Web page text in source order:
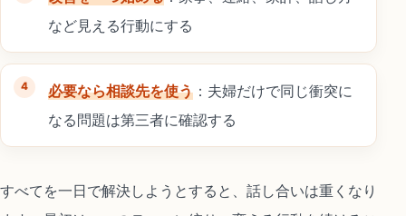
など見える行動にする
必要なら相談先を使う ：夫婦だけで同じ衝突に
なる問題は第三者に確認する
すべてを一日で解決しようとすると、話し合いは重くなり